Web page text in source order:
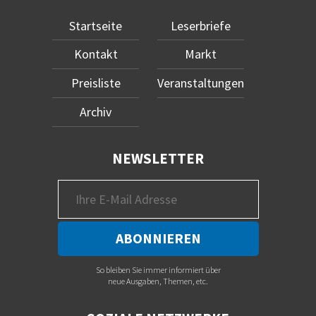
Startseite
Kontakt
Preisliste
Archiv
Leserbriefe
Markt
Veranstaltungen
NEWSLETTER
So bleiben Sie immer informiert über
neue Ausgaben, Themen, etc.